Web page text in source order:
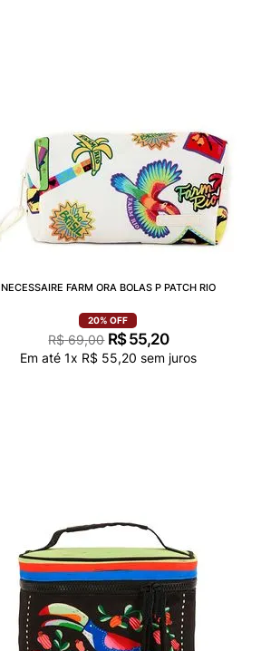
NECESSAIRE FARM ORA BOLAS P PATCH RIO
20% OFF
R$ 69,00 R$55,20
Em até1x R$ 55,20 sem juros